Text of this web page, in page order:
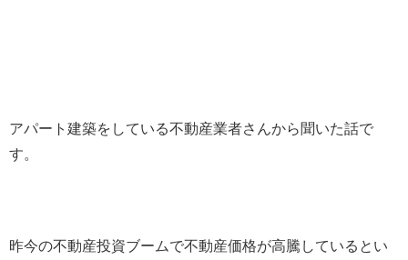
アパート建築をしている不動産業者さんから聞いた話で
す。
昨今の不動産投資ブームで不動産価格が高騰しているとい